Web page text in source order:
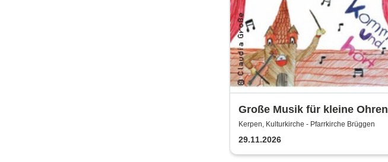
Große Musik für kleine Ohren
Kerpen, Kulturkirche - Pfarrkirche Brüggen
29.11.2026